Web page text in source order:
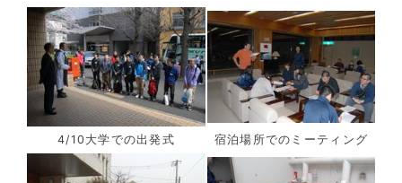
4/10大学での出発式 宿泊場所でのミーティング